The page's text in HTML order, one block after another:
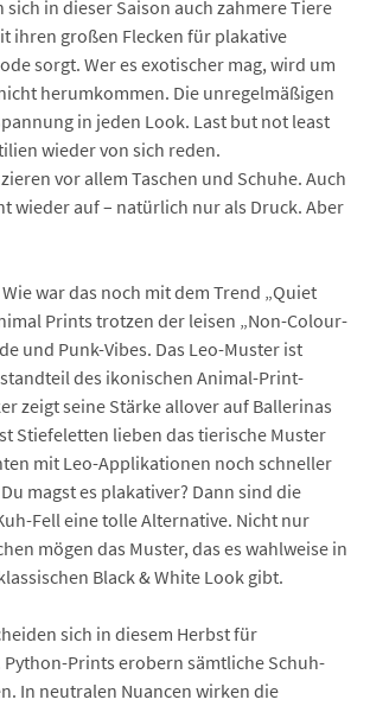
sich in dieser Saison auch zahmere Tiere
ihren großen Flecken für plakative
sorgt. Wer es exotischer mag, wird um
herumkommen. Die unregelmäßigen
in jeden Look. Last but not least
wieder von sich reden.
vor allem Taschen und Schuhe. Auch
wieder auf – natürlich nur als Druck. Aber
war das noch mit dem Trend „Quiet
Prints trotzen der leisen „Non-Colour-
und Punk-Vibes. Das Leo-Muster ist
des ikonischen Animal-Print-
zeigt seine Stärke allover auf Ballerinas
Stiefeletten lieben das tierische Muster
mit Leo-Applikationen noch schneller
magst es plakativer? Dann sind die
Fell eine tolle Alternative. Nicht nur
mögen das Muster, das es wahlweise in
Black & White Look gibt.
sich in diesem Herbst für
Python-Prints erobern sämtliche Schuh-
In neutralen Nuancen wirken die